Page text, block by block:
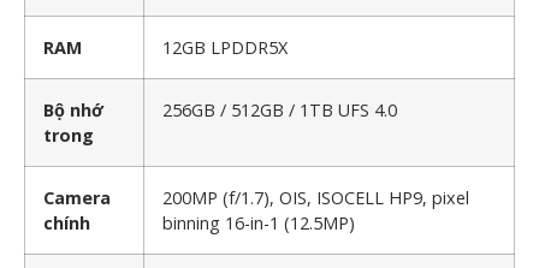
RAM 12GB LPDDR5X
Bộ nhớ
trong
256GB / 512GB / 1TB UFS 4.0
Camera
chính
200MP (f/1.7), OIS, ISOCELL HP9, pixel
binning 16-in-1 (12.5MP)